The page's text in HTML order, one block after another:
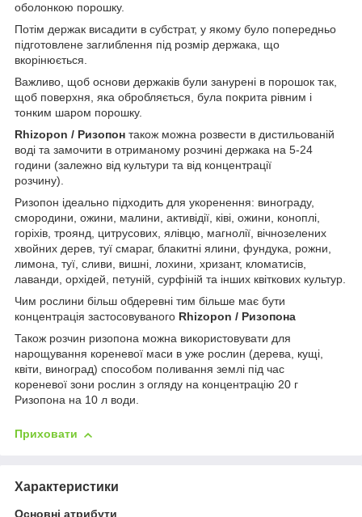
оболонкою порошку.
Потім держак висадити в субстрат, у якому було попередньо
підготовлене заглиблення під розмір держака, що
вкорінюється.
Важливо, щоб основи держаків були занурені в порошок так,
щоб поверхня, яка обробляється, була покрита рівним і
тонким шаром порошку.
Rhizopon / Ризопон також можна розвести в дистильованій
воді та замочити в отриманому розчині держака на 5-24
години (залежно від культури та від концентрації
розчину).
Ризопон ідеально підходить для укоренення: винограду,
смородини, ожини, малини, активідії, ківі, ожини, коноплі,
горіхів, троянд, цитрусових, ялівцю, магнолії, вічнозелених
хвойних дерев, туї смараг, блакитні ялини, фундука, рожни,
лимона, туї, сливи, вишні, лохини, хризант, кломатисів,
лаванди, орхідей, петуній, сурфіній та інших квіткових культур.
Чим рослини більш обдеревні тим більше має бути
концентрація застосовуваного Rhizopon / Ризопона
Також розчин ризопона можна використовувати для
нарощування кореневої маси в уже рослин (дерева, кущі,
квіти, виноград) способом поливання землі під час
кореневої зони рослин з огляду на концентрацію 20 г
Ризопона на 10 л води.
Приховати
Характеристики
Основні атрибути